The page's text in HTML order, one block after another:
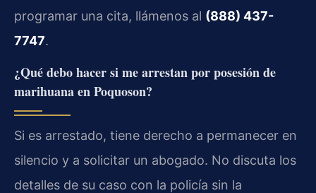
programar una cita, llámenos al (888) 437-
7747.
¿Qué debo hacer si me arrestan por posesión de
marihuana en Poquoson?
Si es arrestado, tiene derecho a permanecer en
silencio y a solicitar un abogado. No discuta los
detalles de su caso con la policía sin la